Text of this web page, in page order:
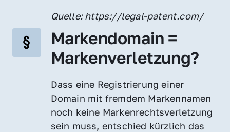
Quelle: https://legal-patent.com/
Markendomain =
Markenverletzung?
Dass eine Registrierung einer
Domain mit fremdem Markennamen
noch keine Markenrechtsverletzung
sein muss, entschied kürzlich das